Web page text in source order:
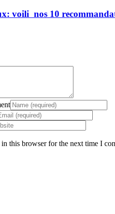
voili nos 10
this browser for the next time I